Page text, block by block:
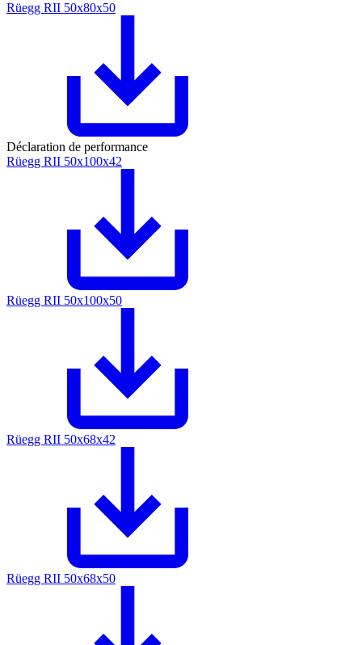
Rüegg RII 50x80x50
Déclaration de performance
Rüegg RII 50x100x42
Rüegg RII 50x100x50
Rüegg RII 50x68x42
Rüegg RII 50x68x50